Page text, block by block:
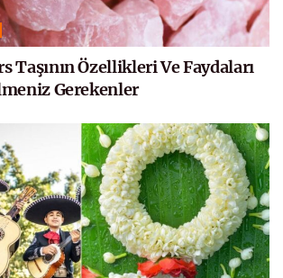
Taşının Özellikleri Ve Faydaları
Gerekenler